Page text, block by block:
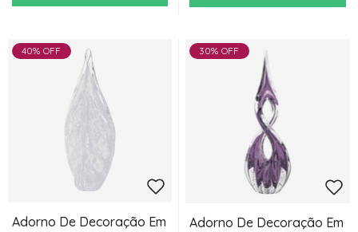
40% OFF
Adorno De Decoração Em
30% OFF
Adorno De Decoração Em